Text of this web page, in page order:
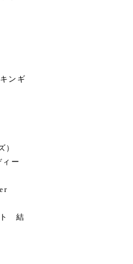
ンギ
）
ー
ト 結